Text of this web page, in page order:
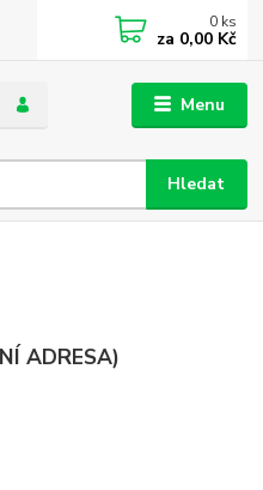
Menu
Hledat
0 ks
za 0,00 Kč
ADRESA)